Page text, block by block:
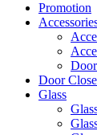
Promotion
Door
Glass